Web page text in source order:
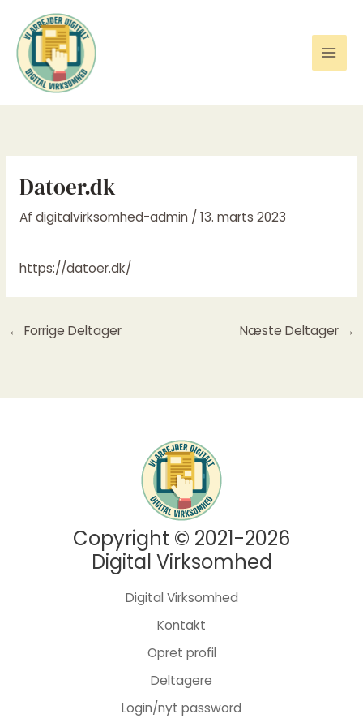
indholdet
Datoer.dk
Af digitalvirksomhed-admin / 13. marts 2023
https://datoer.dk/
← Forrige Deltager Næste Deltager →
Copyright © 2021-2026
Digital Virksomhed
Digital Virksomhed
Kontakt
Opret profil
Deltagere
Login/nyt password